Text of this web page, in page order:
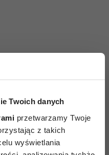
Twoich danych
przetwarzamy Twoje
z takich
wyświetlania